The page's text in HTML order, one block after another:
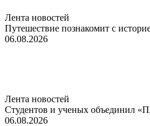
Лента новостей
Путешествие познакомит с
06.08.2026
Лента новостей
Студентов и ученых объединил
06.08.2026